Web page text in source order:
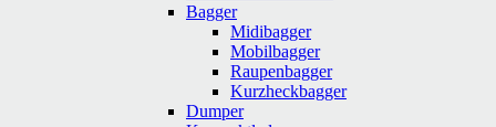
Bagger
Midibagger
Mobilbagger
Raupenbagger
Kurzheckbagger
Dumper